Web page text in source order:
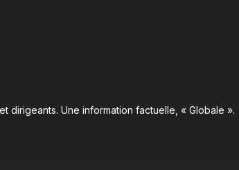
dirigeants. Une information factuelle, « Globale ».